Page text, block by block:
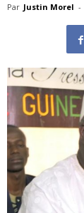
Par Justin Morel -